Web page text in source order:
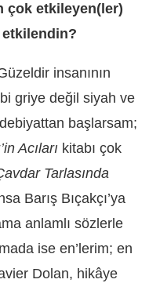
çok etkileyen(ler)
insanının
griye değil siyah ve
başlarsam;
Acıları kitabı çok
Tarlasında
Barış Bıçakçı’ya
anlamlı sözlerle
ise en’lerim; en
Dolan, hikâye